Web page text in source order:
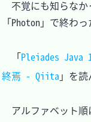
不覚にも知らなか
「Photon」で終わっ
「Pleiades Java
終焉 - Qiita 」を
アルファベット順